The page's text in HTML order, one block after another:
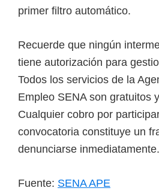
primer filtro automático.
Recuerde que ningún
tiene autorización para
Todos los servicios de la
Empleo SENA son gratuitos
Cualquier cobro por
convocatoria constituye un
denunciarse inmediatamente.
Fuente: SENA APE